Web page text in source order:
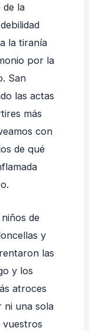
de la
la tiranía
por la
San
las actas
más
con
de qué
de
y
las
y los
atroces
ni una sola
vuestros